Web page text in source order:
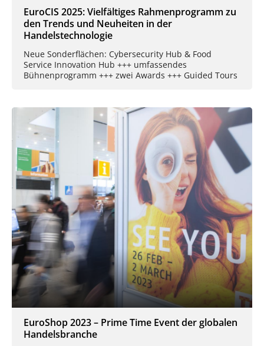
EuroCIS 2025: Vielfältiges Rahmenprogramm zu
den Trends und Neuheiten in der
Handelstechnologie
Neue Sonderflächen: Cybersecurity Hub & Food
Service Innovation Hub +++ umfassendes
Bühnenprogramm +++ zwei Awards +++ Guided Tours
EuroShop 2023 – Prime Time Event der globalen
Handelsbranche